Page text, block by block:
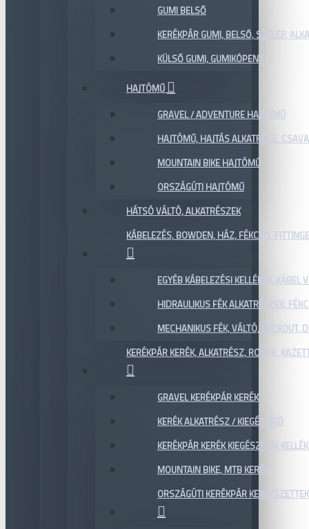
GUMI BELSŐ
KERÉKPÁR GUMI, BELSŐ, SZELEP,
KÜLSŐ GUMI, GUMIKÖPENY
HAJTÓMŰ
GRAVEL / ADVENTURE HAJTÓMŰ
HAJTÓMŰ, HAJTÁS ALKATRÉSZ,
MOUNTAIN BIKE HAJTÓMŰ
ORSZÁGÚTI HAJTÓMŰ
HÁTSÓ VÁLTÓ, ALKATRÉSZEK
KÁBELEZÉS, BOWDEN, HÁZ, FÉKCSŐ,
EGYÉB KÁBELEZÉSI KELLÉKEK,
HIDRAULIKUS FÉK ALKATRÉSZEK,
MECHANIKUS FÉK, VÁLTÓ, LOCKOUT,
KERÉKPÁR KERÉK, ALKATRÉSZ, ROTOR,
GRAVEL KERÉKPÁR KERÉK
KERÉK ALKATRÉSZ / KIEGÉSZÍTŐ
KERÉKPÁR KERÉK KIEGÉSZÍTŐK
MOUNTAIN BIKE, MTB KERÉK
ORSZÁGÚTI KERÉKPÁR KERÉKSZETTEK